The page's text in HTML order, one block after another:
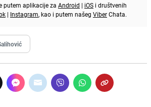
putem aplikacije za Android | iOS i društvenih
| Instagram, kao i putem našeg ViberChata.